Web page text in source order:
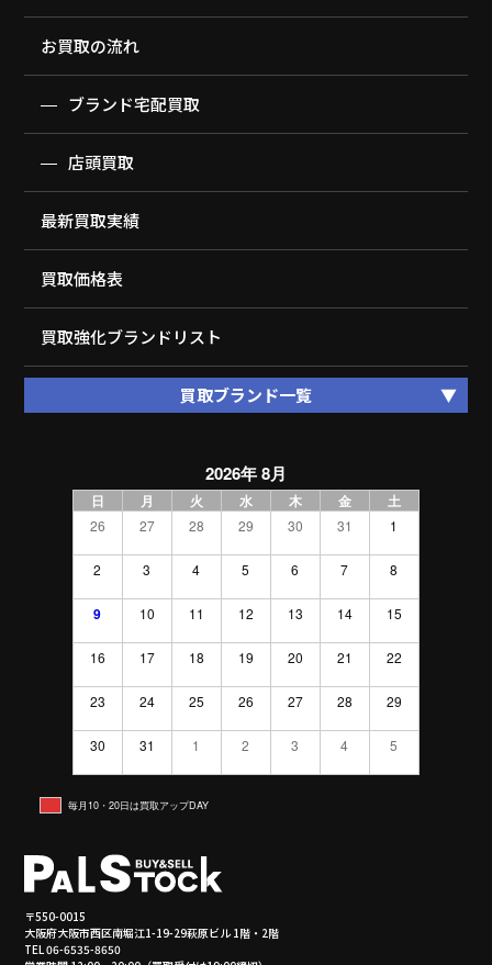
お買取の流れ
ブランド宅配買取
店頭買取
最新買取実績
買取価格表
買取強化ブランドリスト
買取ブランド一覧
2026年 8月
日 月 火 水 木 金 土
26 27 28 29 30 31 1
2 3 4 5 6 7 8
9 10 11 12 13 14 15
16 17 18 19 20 21 22
23 24 25 26 27 28 29
30 31 1 2 3 4 5
毎月10・20日は買取アップDAY
〒550-0015
大阪府大阪市西区南堀江1-19-29萩原ビル 1階・2階
TEL 06-6535-8650